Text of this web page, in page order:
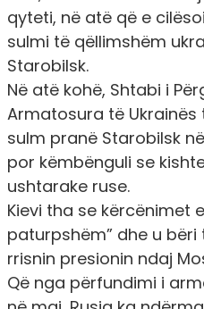
qyteti, në atë që e
sulmi të qëllimshëm
Starobilsk.
Në atë kohë, Shtabi i
Armatosura të Ukrainës
sulm pranë Starobilsk
por këmbënguli se
ushtarake ruse.
Kievi tha se kërcënimet
paturpshëm” dhe u
rrisnin presionin ndaj
Që nga përfundimi i